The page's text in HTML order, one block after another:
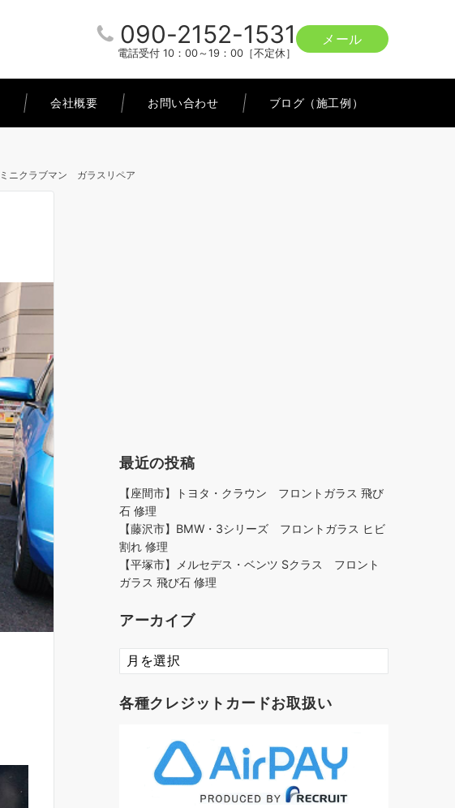
090-2152-1531
電話受付 10：00～19：00［不定休］
メール
会社概要 お問い合わせ ブログ（施工例）
ミニクラブマン ガラスリペア
最近の投稿
【座間市】トヨタ・クラウン フロントガラス 飛び
石 修理
【藤沢市】BMW・3シリーズ フロントガラス ヒビ
割れ 修理
【平塚市】メルセデス・ベンツ Sクラス フロント
ガラス 飛び石 修理
アーカイブ
ア
ー
イ
各種クレジットカードお取扱い